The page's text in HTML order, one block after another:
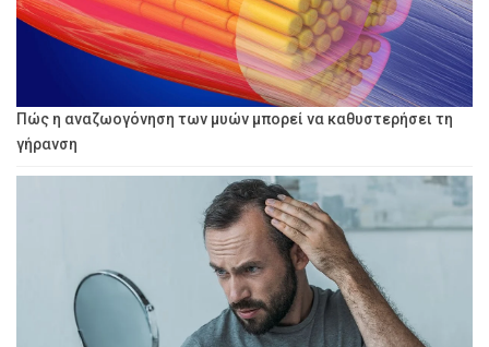
Πώς η αναζωογόνηση των μυών μπορεί να καθυστερήσει τη
γήρανση